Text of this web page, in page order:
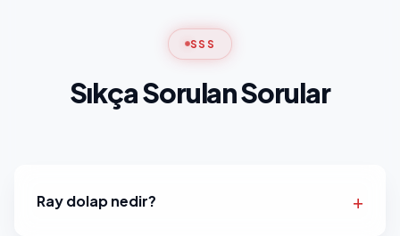
SSS
Sıkça Sorulan Sorular
Ray dolap nedir?